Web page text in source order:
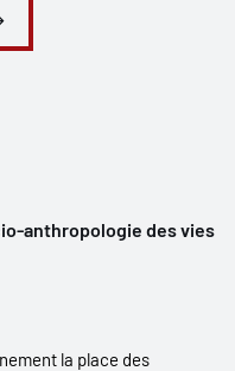
anthropologie des vies
la place des